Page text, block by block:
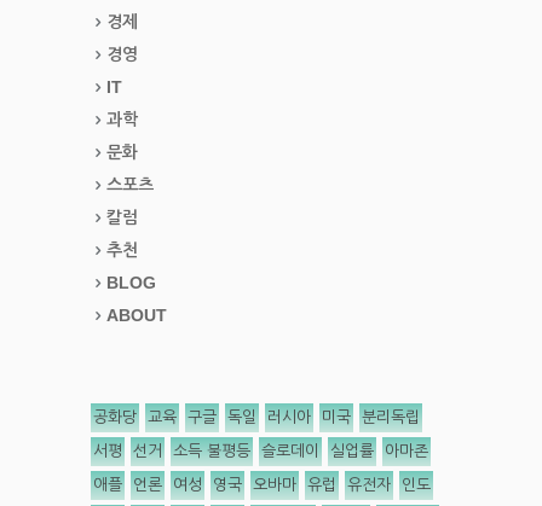
경제
경영
IT
과학
문화
스포츠
칼럼
추천
BLOG
ABOUT
공화당 교육 구글 독일 러시아 미국 분리독립
서평 선거 소득 불평등 슬로데이 실업률 아마존
애플 언론 여성 영국 오바마 유럽 유전자 인도